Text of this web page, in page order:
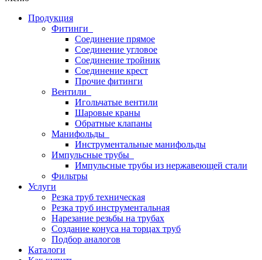
Продукция
Фитинги
Соединение прямое
Соединение угловое
Соединение тройник
Соединение крест
Прочие фитинги
Вентили
Игольчатые вентили
Шаровые краны
Обратные клапаны
Манифольды
Инструментальные манифольды
Импульсные трубы
Импульсные трубы из нержавеющей стали
Фильтры
Услуги
Резка труб техническая
Резка труб инструментальная
Нарезание резьбы на трубах
Создание конуса на торцах труб
Подбор аналогов
Каталоги